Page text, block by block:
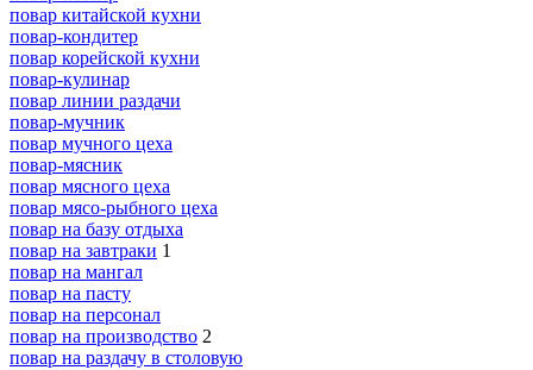
повар китайской кухни
повар-кондитер
повар корейской кухни
повар-кулинар
повар линии раздачи
повар-мучник
повар мучного цеха
повар-мясник
повар мясного цеха
повар мясо-рыбного цеха
повар на базу отдыха
повар на завтраки 1
повар на мангал
повар на пасту
повар на персонал
повар на производство 2
повар на раздачу в столовую